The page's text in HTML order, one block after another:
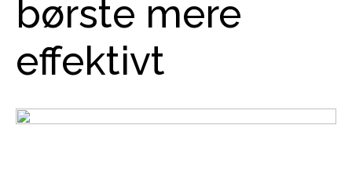
børste mere
effektivt